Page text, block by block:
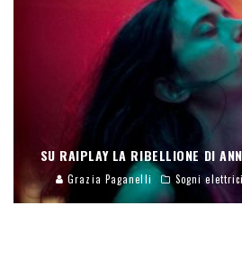
SU RAIPLAY LA RIBELLIONE DI
Grazia Paganelli Sogni elettrici